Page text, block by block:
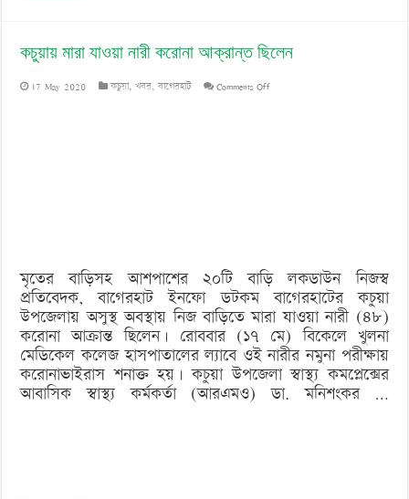
কচুয়ায় মারা যাওয়া নারী করোনা আক্রান্ত ছিলেন
17 May 2020 কচুয়া,খবর,বাগেরহাট Comments Offon
ছিলেন
মৃতের বাড়িসহ আশপাশের ২০টি বাড়ি লকডাউন নিজস্ব
প্রতিবেদক, বাগেরহাট ইনফো ডটকম বাগেরহাটের কচুয়া
উপজেলায় অসুস্থ অবস্থায় নিজ বাড়িতে মারা যাওয়া নারী (৪৮)
করোনা আক্রান্ত ছিলেন। রোববার (১৭ মে) বিকেলে খুলনা
মেডিকেল কলেজ হাসপাতালের ল্যাবে ওই নারীর নমুনা পরীক্ষায়
করোনাভাইরাস শনাক্ত হয়। কচুয়া উপজেলা স্বাস্থ্য কমপ্লেক্সের
আবাসিক স্বাস্থ্য কর্মকর্তা (আরএমও) ডা. মনিশংকর …